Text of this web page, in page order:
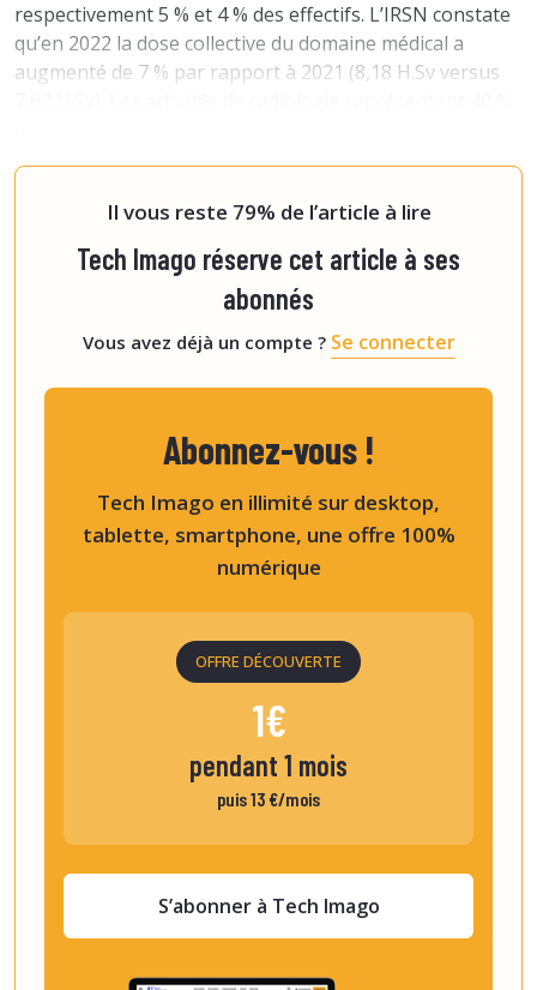
respectivement 5 % et 4 % des effectifs. L’IRSN constate
qu’en 2022 la dose collective du domaine médical a
augmenté de 7 % par rapport à 2021 (8,18 H.Sv versus
Il vous reste 79% de l’article à lire
Tech Imago réserve cet article à ses
abonnés
Vous avez déjà un compte ? Se connecter
Abonnez-vous !
Tech Imago en illimité sur desktop,
tablette, smartphone, une offre 100%
numérique
OFFRE DÉCOUVERTE
1€
pendant 1 mois
puis 13 €/mois
S’abonner à Tech Imago